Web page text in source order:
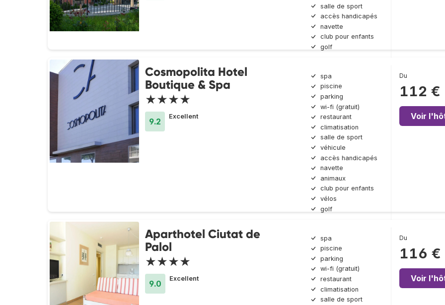
salle de sport
accès handicapés
navette
club pour enfants
golf
Cosmopolita Hotel
Boutique & Spa
★★★★
9.2
Excellent
spa
piscine
parking
wi-fi (gratuit)
restaurant
climatisation
salle de sport
véhicule
accès handicapés
navette
animaux
club pour enfants
vélos
golf
Du
112 €
Voir
Aparthotel Ciutat de
Palol
★★★★
9.0
Excellent
spa
piscine
parking
wi-fi (gratuit)
restaurant
climatisation
salle de sport
Du
116 €
Voir